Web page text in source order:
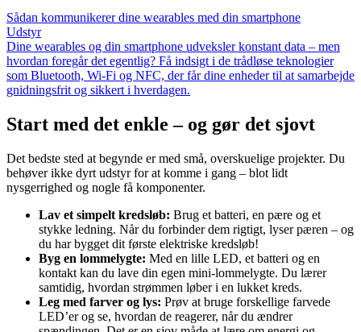
Sådan kommunikerer dine wearables med din smartphone
Udstyr
Dine wearables og din smartphone udveksler konstant data – men
hvordan foregår det egentlig? Få indsigt i de trådløse teknologier
som Bluetooth, Wi-Fi og NFC, der får dine enheder til at samarbejde
gnidningsfrit og sikkert i hverdagen.
Start med det enkle – og gør det sjovt
Det bedste sted at begynde er med små, overskuelige projekter. Du
behøver ikke dyrt udstyr for at komme i gang – blot lidt
nysgerrighed og nogle få komponenter.
Lav et simpelt kredsløb: Brug et batteri, en pære og et
stykke ledning. Når du forbinder dem rigtigt, lyser pæren – og
du har bygget dit første elektriske kredsløb!
Byg en lommelygte: Med en lille LED, et batteri og en
kontakt kan du lave din egen mini-lommelygte. Du lærer
samtidig, hvordan strømmen løber i en lukket kreds.
Leg med farver og lys: Prøv at bruge forskellige farvede
LED’er og se, hvordan de reagerer, når du ændrer